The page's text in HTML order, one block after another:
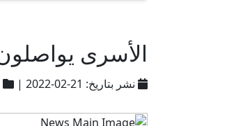
الأسرى يواصلون خطواتهم
نشر بتاريخ: 21-02-2022 |